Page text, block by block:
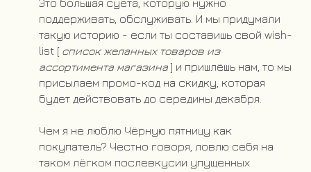
Это большая суета, которую нужно
поддерживать, обслуживать. И мы придумали
такую историю - если ты составишь свой wish-
list [ список желанных товаров из
ассортимента магазина] и пришлёшь нам, то мы
присылаем промо-код на скидку, которая
будет действовать до середины декабря.
Чем я не люблю Чёрную пятницу как
покупатель? Честно говоря, ловлю себя на
таком лёгком послевкусии упущенных